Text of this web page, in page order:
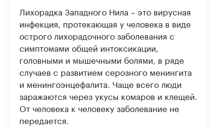
Лихорадка Западного Нила – это вирусная
инфекция, протекающая у человека в виде
острого лихорадочного заболевания с
симптомами общей интоксикации,
головными и мышечными болями, в ряде
случаев с развитием серозного менингита
и менингоэнцефалита. Чаще всего люди
заражаются через укусы комаров и клещей.
От человека к человеку заболевание не
передается.